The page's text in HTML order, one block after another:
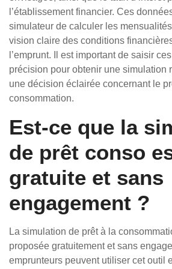
l’établissement financier. Ces
simulateur de calculer les
vision claire des conditions
l’emprunt. Il est important de saisir
précision pour obtenir une simulation
une décision éclairée concernant le
consommation.
Est-ce que la
de prêt conso
gratuite et sans
engagement ?
La simulation de prêt à la
proposée gratuitement et sans
emprunteurs peuvent utiliser cet outil